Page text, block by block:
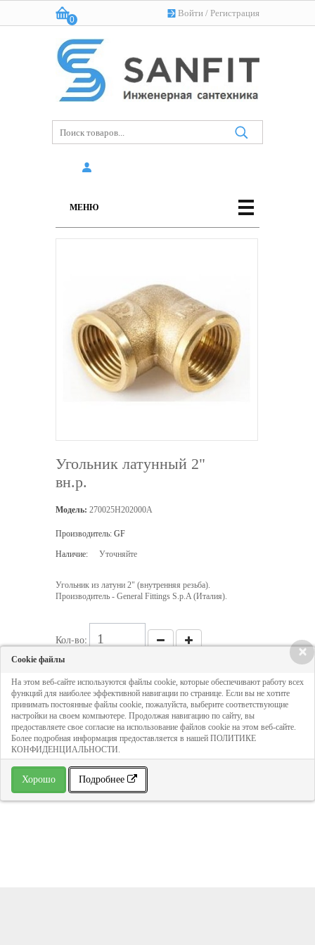
Войти / Регистрация
Корзина:
0
(пусто)
МЕНЮ
Угольник латунный 2"
вн.р.
Модель: 270025H202000A
Производитель: GF
Наличие: Уточняйте
Угольник из латуни 2" (внутренняя резьба).
Производитель - General Fittings S.p.A (Италия).
Кол-во:
1 316 руб
ДОБАВИТЬ В КОРЗИНУ
» В избранное
×
Cookie файлы
На этом веб-сайте используются файлы cookie, которые обеспечивают работу всех
функций для наиболее эффективной навигации по странице. Если вы не хотите
принимать постоянные файлы cookie, пожалуйста, выберите соответствующие
настройки на своем компьютере. Продолжая навигацию по сайту, вы
предоставляете свое согласие на использование файлов cookie на этом веб-сайте.
Более подробная информация предоставляется в нашей ПОЛИТИКЕ
КОНФИДЕНЦИАЛЬНОСТИ.
Хорошо Подробнее